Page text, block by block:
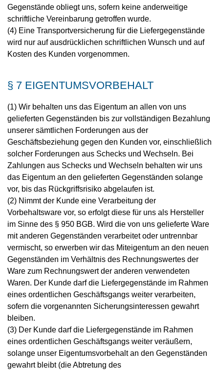
Gegenstände obliegt uns, sofern keine anderweitige
schriftliche Vereinbarung getroffen wurde.
(4) Eine Transportversicherung für die Liefergegenstände
wird nur auf ausdrücklichen schriftlichen Wunsch und auf
Kosten des Kunden vorgenommen.
§ 7 EIGENTUMSVORBEHALT
(1) Wir behalten uns das Eigentum an allen von uns
gelieferten Gegenständen bis zur vollständigen Bezahlung
unserer sämtlichen Forderungen aus der
Geschäftsbeziehung gegen den Kunden vor, einschließlich
solcher Forderungen aus Schecks und Wechseln. Bei
Zahlungen aus Schecks und Wechseln behalten wir uns
das Eigentum an den gelieferten Gegenständen solange
vor, bis das Rückgriffsrisiko abgelaufen ist.
(2) Nimmt der Kunde eine Verarbeitung der
Vorbehaltsware vor, so erfolgt diese für uns als Hersteller
im Sinne des § 950 BGB. Wird die von uns gelieferte Ware
mit anderen Gegenständen verarbeitet oder untrennbar
vermischt, so erwerben wir das Miteigentum an den neuen
Gegenständen im Verhältnis des Rechnungswertes der
Ware zum Rechnungswert der anderen verwendeten
Waren. Der Kunde darf die Liefergegenstände im Rahmen
eines ordentlichen Geschäftsgangs weiter verarbeiten,
sofern die vorgenannten Sicherungsinteressen gewahrt
bleiben.
(3) Der Kunde darf die Liefergegenstände im Rahmen
eines ordentlichen Geschäftsgangs weiter veräußern,
solange unser Eigentumsvorbehalt an den Gegenständen
gewahrt bleibt (die Abtretung des